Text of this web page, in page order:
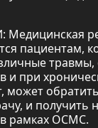
Медицинская
пациентам,
и при
может
и получить
рамках ОСМС.